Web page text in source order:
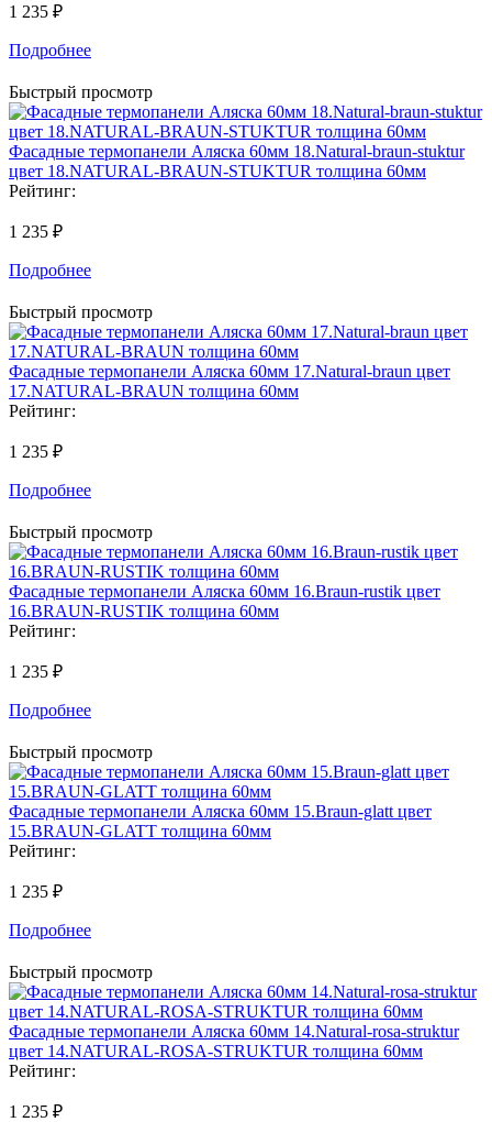
1 235 ₽
Подробнее
Быстрый просмотр
Фасадные термопанели Аляска 60мм 18.Natural-braun-stuktur
цвет 18.NATURAL-BRAUN-STUKTUR толщина 60мм
Рейтинг:
1 235 ₽
Подробнее
Быстрый просмотр
Фасадные термопанели Аляска 60мм 17.Natural-braun цвет
17.NATURAL-BRAUN толщина 60мм
Рейтинг:
1 235 ₽
Подробнее
Быстрый просмотр
Фасадные термопанели Аляска 60мм 16.Braun-rustik цвет
16.BRAUN-RUSTIK толщина 60мм
Рейтинг:
1 235 ₽
Подробнее
Быстрый просмотр
Фасадные термопанели Аляска 60мм 15.Braun-glatt цвет
15.BRAUN-GLATT толщина 60мм
Рейтинг:
1 235 ₽
Подробнее
Быстрый просмотр
Фасадные термопанели Аляска 60мм 14.Natural-rosa-struktur
цвет 14.NATURAL-ROSA-STRUKTUR толщина 60мм
Рейтинг:
1 235 ₽